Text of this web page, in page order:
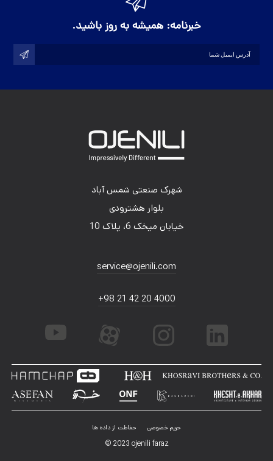
خبرنامه: همیشه به روز باشید.
شهرک صنعتی شمس آباد
بلوار هشترودی
خیابان میخک 6، پلاک 10
service@ojenili.com
+98 21 42 20 4000
حریم خصوصی حفاظت از داده ها
© 2023 ojenili faraz